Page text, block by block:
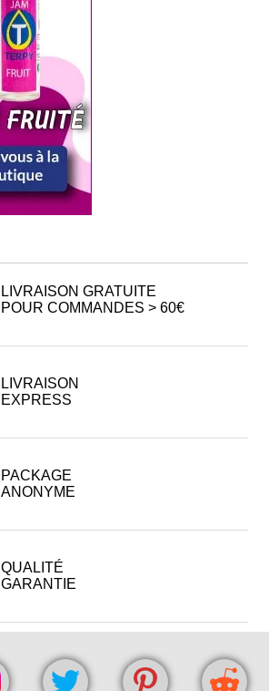
LIVRAISON GRATUITE
POUR COMMANDES > 60€
LIVRAISON
EXPRESS
PACKAGE
ANONYME
QUALITÉ
GARANTIE